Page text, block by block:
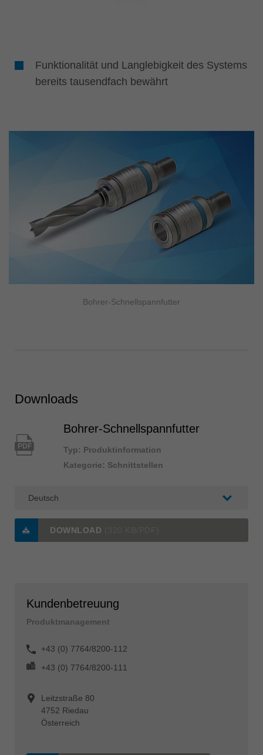
Funktionalität und Langlebigkeit des Systems
bereits tausendfach bewährt
Bohrer-Schnellspannfutter
Downloads
PDF
Bohrer-Schnellspannfutter
Typ: Produktinformation
Kategorie: Schnittstellen
DOWNLOAD
Kundenbetreuung
Produktmanagement
+43 (0) 7764/8200-112
+43 (0) 7764/8200-111
Leitzstraße 80
4752 Riedau
Österreich